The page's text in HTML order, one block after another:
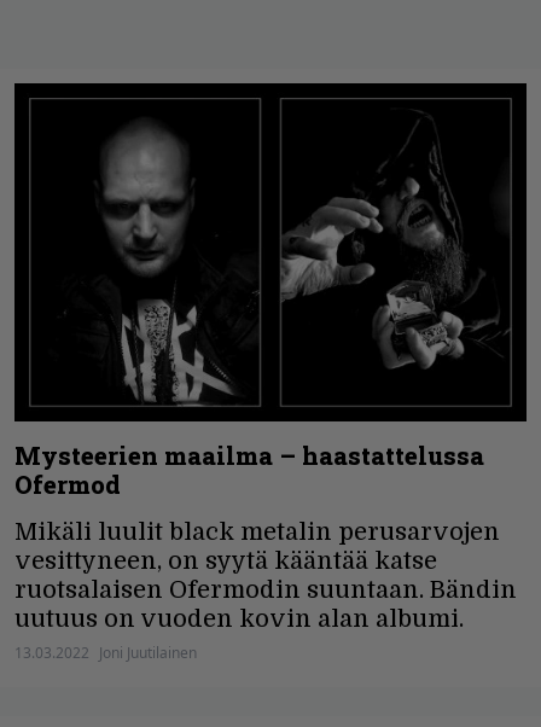
Mysteerien maailma – haastattelussa
Ofermod
Mikäli luulit black metalin perusarvojen
vesittyneen, on syytä kääntää katse
ruotsalaisen Ofermodin suuntaan. Bändin
uutuus on vuoden kovin alan albumi.
13.03.2022 Joni Juutilainen